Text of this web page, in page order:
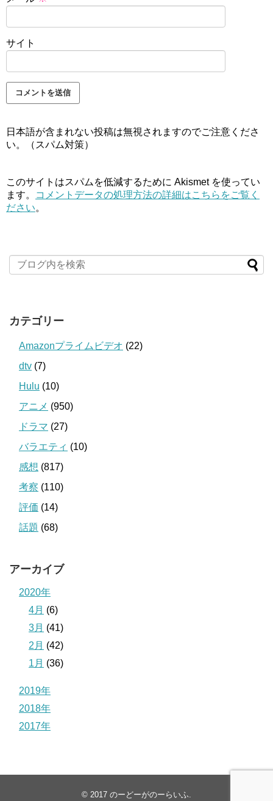
サイト
日本語が含まれない投稿は無視されますのでご注意くださ
い。（スパム対策）
このサイトはスパムを低減するために Akismet を使ってい
ます。
コメントデータの処理方法の詳細はこちらをご覧く
ださい。
カテゴリー
Amazonプライムビデオ (22)
dtv (7)
Hulu (10)
アニメ (950)
ドラマ (27)
バラエティ (10)
感想 (817)
考察 (110)
評価 (14)
話題 (68)
アーカイブ
2020年
4月 (6)
3月 (41)
2月 (42)
1月 (36)
2019年
2018年
2017年
© 2017 のーどーがのーらいふ.